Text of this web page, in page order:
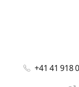
+41 41 918